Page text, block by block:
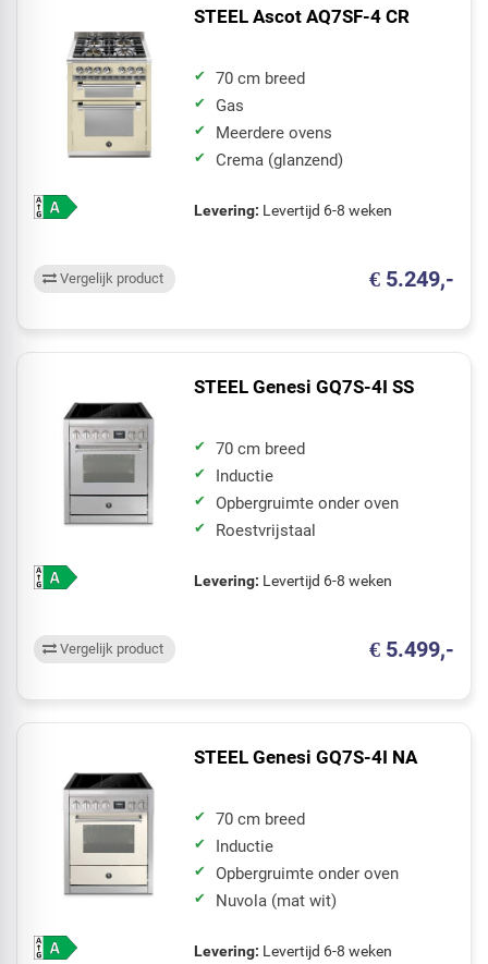
STEEL Ascot AQ7SF-4 CR
70 cm breed
Gas
Meerdere ovens
Crema (glanzend)
Levering: Levertijd 6-8 weken
€ 5.249,-
Vergelijk product
STEEL Genesi GQ7S-4I SS
70 cm breed
Inductie
Opbergruimte onder oven
Roestvrijstaal
Levering: Levertijd 6-8 weken
€ 5.499,-
Vergelijk product
STEEL Genesi GQ7S-4I NA
70 cm breed
Inductie
Opbergruimte onder oven
Nuvola (mat wit)
Levering: Levertijd 6-8 weken